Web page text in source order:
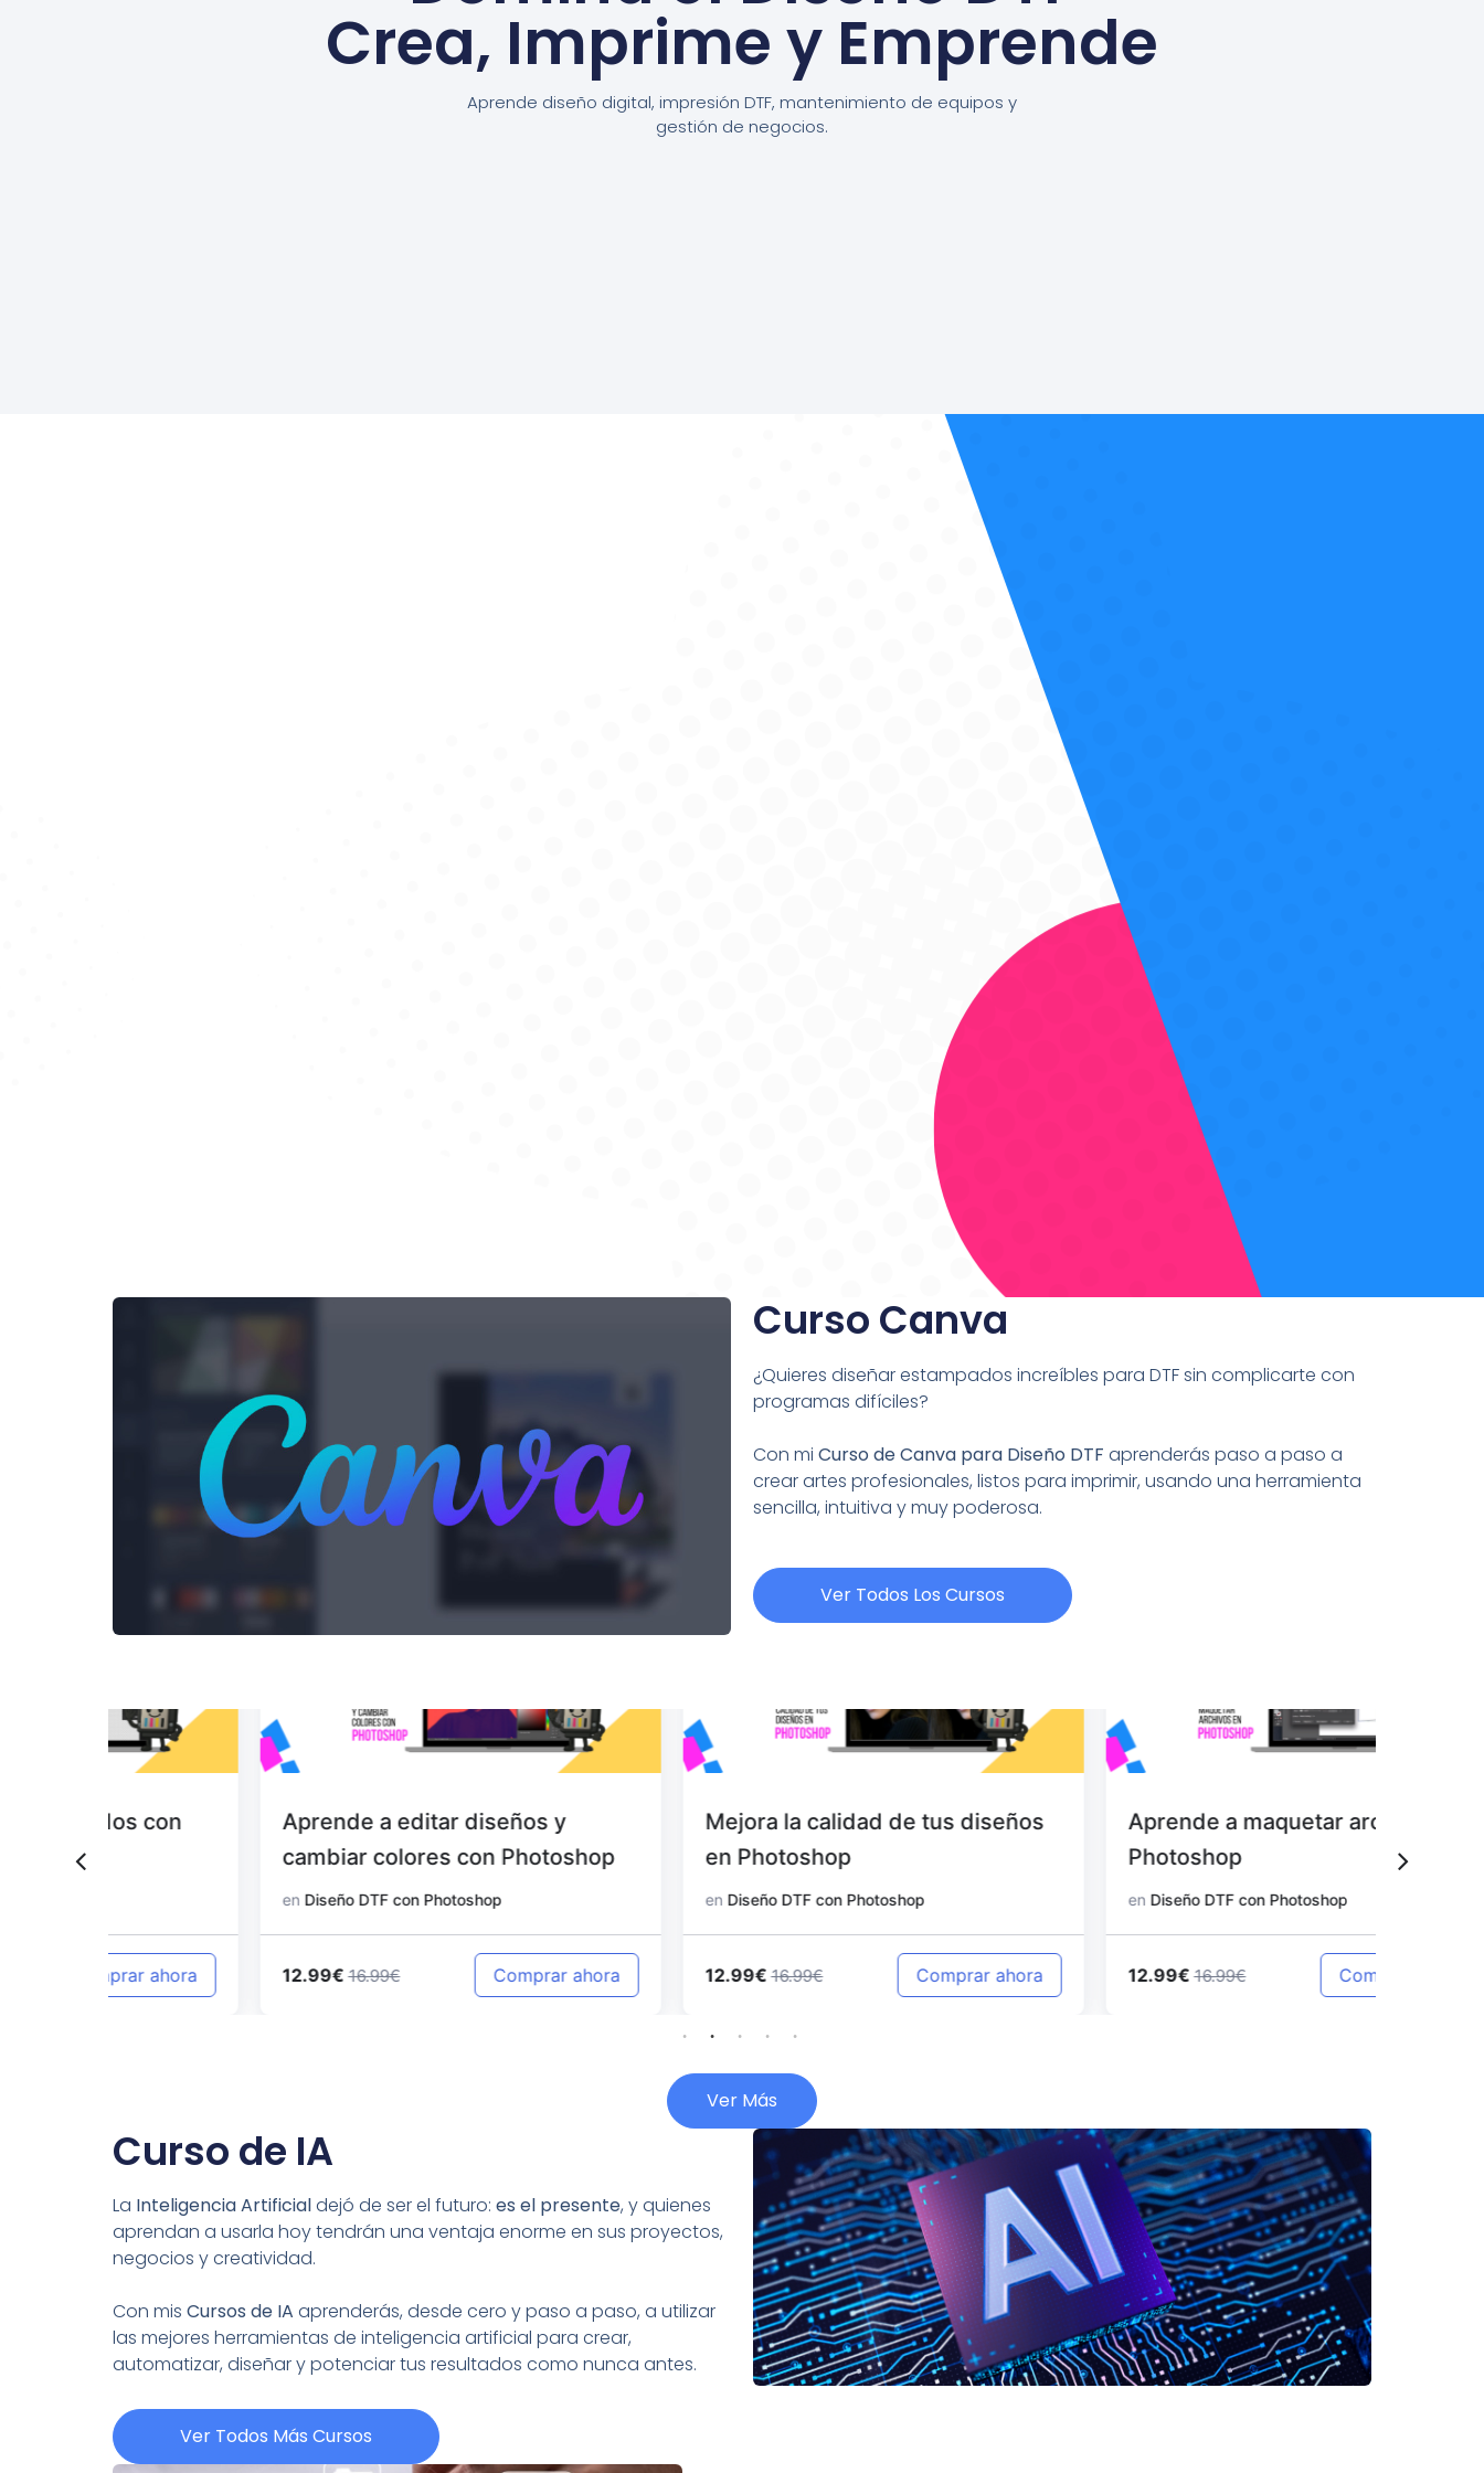
Crea, Imprime y Emprende
Aprende diseño digital, impresión DTF, mantenimiento de equipos y
gestión de negocios.
Curso Canva
¿Quieres diseñar estampados increíbles para DTF sin complicarte con
programas difíciles?
Con mi Curso de Canva para Diseño DTF aprenderás paso a paso a
crear artes profesionales, listos para imprimir, usando una herramienta
sencilla, intuitiva y muy poderosa.
Ver Todos Los Cursos
Aprende a editar diseños y
cambiar colores con Photoshop
Diseño DTF con Photoshop
12.99€ Comprar ahora
Mejora la calidad de tus diseños
en Photoshop
Diseño DTF con Photoshop
12.99€ Comprar ahora
Aprende a maquetar archivos en
Diseño DTF con Photoshop
12.99€ Comprar ahora
Ver Más
Curso de IA
La Inteligencia Artificialdejó de ser el futuro: es el presente, y quienes
aprendan a usarla hoy tendrán una ventaja enorme en sus proyectos,
negocios y creatividad.
Con mis Cursos de IA aprenderás, desde cero y paso a paso, a utilizar
las mejores herramientas de inteligencia artificial para crear,
automatizar, diseñar y potenciar tus resultados como nunca antes.
Ver Todos Más Cursos